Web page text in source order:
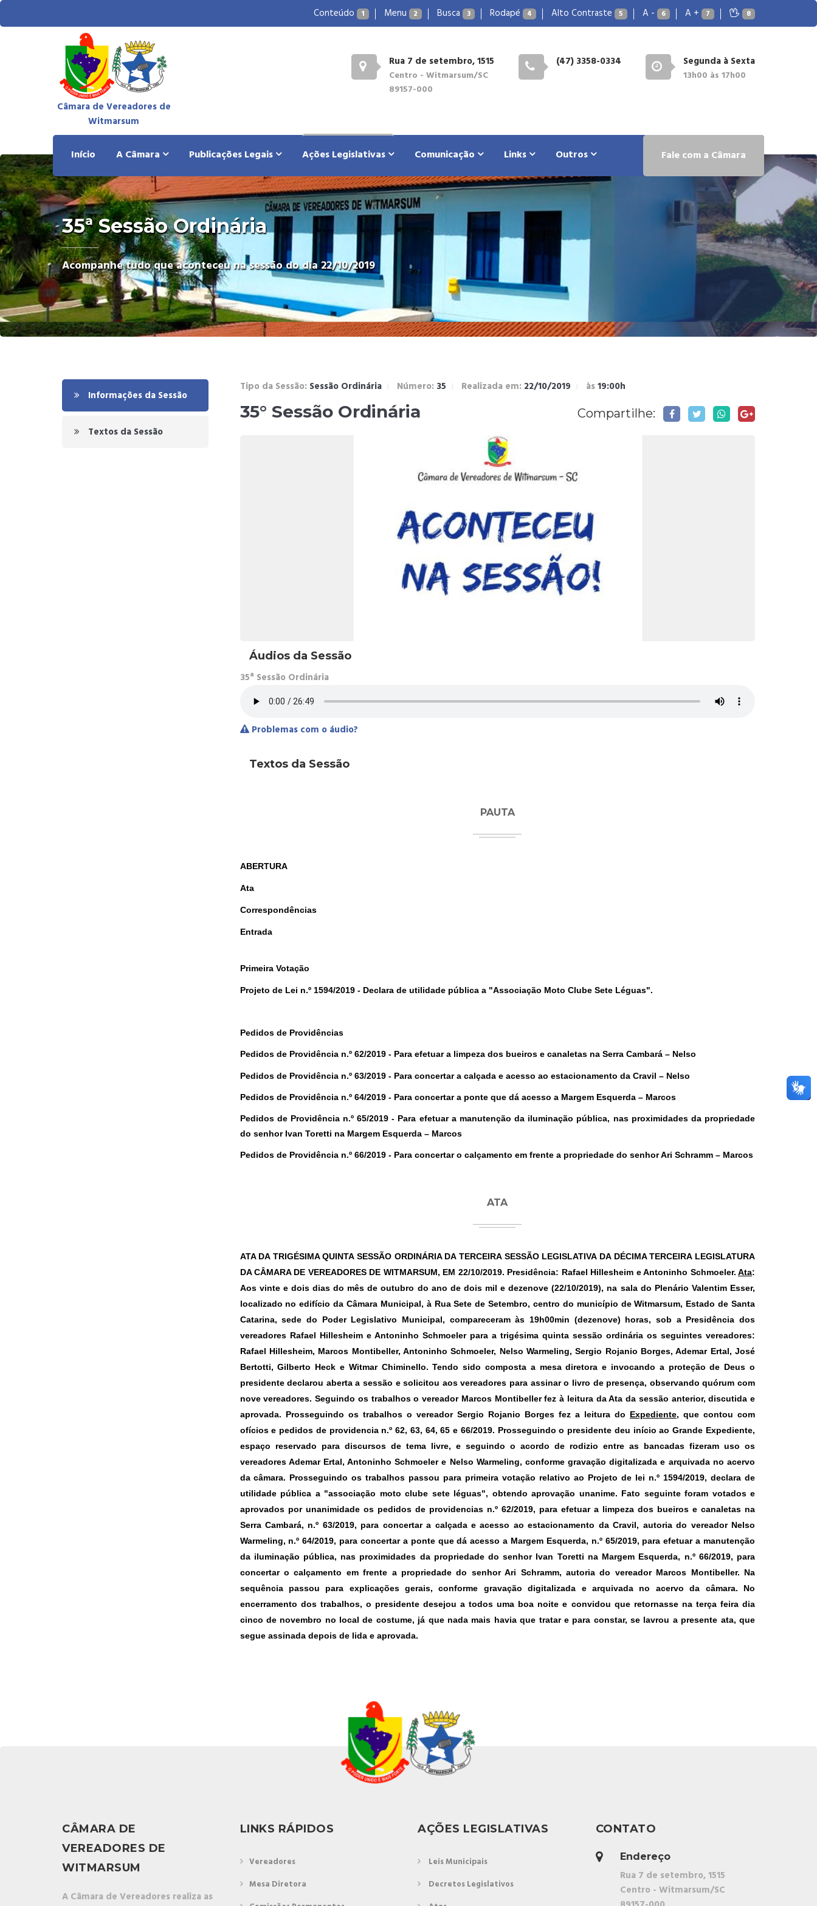
Conteúdo 1 Menu 2 Busca 3 Rodapé 4 Alto Contraste 5 A - 6 A + 7 8
Câmara de Vereadores de
Witmarsum
Rua 7 de setembro, 1515
Centro - Witmarsum/SC
89157-000
(47) 3358-0334 Segunda à Sexta
13h00 às 17h00
Início A Câmara Publicações Legais Ações Legislativas Comunicação Links Outros Fale com a Câmara
35ª Sessão Ordinária
Acompanhe tudo que aconteceu na sessão do dia 22/10/2019
Informações da Sessão
Textos da Sessão
Tipo da Sessão: Sessão Ordinária Número: 35 Realizada em: 22/10/2019 às19:00h
35° Sessão Ordinária Compartilhe:
Áudios da Sessão
35ª Sessão Ordinária
Problemas com o áudio?
Textos da Sessão
PAUTA
ABERTURA
Ata
Correspondências
Entrada
Primeira Votação
Projeto de Lei n.º 1594/2019- Declara de utilidade pública a "Associação Moto Clube Sete Léguas".
Pedidos de Providências
Pedidos de Providência n.º 62/2019 - Para efetuar a limpeza dos bueiros e canaletas na Serra Cambará – Nelso
Pedidos de Providência n.º 63/2019 - Para concertar a calçada e acesso ao estacionamento da Cravil – Nelso
Pedidos de Providência n.º 64/2019 - Para concertar a ponte que dá acesso a Margem Esquerda – Marcos
Pedidos de Providência n.º 65/2019- Para efetuar a manutenção da iluminação pública, nas proximidades da propriedade
do senhor Ivan Toretti na Margem Esquerda – Marcos
Pedidos de Providência n.º 66/2019 - Para concertar o calçamento em frente a propriedade do senhor Ari Schramm – Marcos
ATA
ATA DA TRIGÉSIMA QUINTA SESSÃO ORDINÁRIA DA TERCEIRA SESSÃO LEGISLATIVA DA DÉCIMA TERCEIRA LEGISLATURA
DA CÂMARA DE VEREADORES DE WITMARSUM, EM 22/10/2019. Presidência: Rafael Hillesheim e Antoninho Schmoeler. Ata:
Aos vinte e dois dias do mês de outubro do ano de dois mil e dezenove (22/10/2019), na sala do Plenário Valentim Esser,
localizado no edifício da Câmara Municipal, à Rua Sete de Setembro, centro do município de Witmarsum, Estado de Santa
Catarina, sede do Poder Legislativo Municipal, compareceram às 19h00min (dezenove) horas, sob a Presidência dos
vereadores Rafael Hillesheim e Antoninho Schmoeler para a trigésima quinta sessão ordinária os seguintes vereadores:
Rafael Hillesheim, Marcos Montibeller, Antoninho Schmoeler, Nelso Warmeling, Sergio Rojanio Borges, Ademar Ertal, José
Bertotti, Gilberto Heck e Witmar Chiminello. Tendo sido composta a mesa diretora e invocando a proteção de Deus o
presidente declarou aberta a sessão e solicitou aos vereadores para assinar o livro de presença, observando quórum com
nove vereadores. Seguindo os trabalhos o vereador Marcos Montibeller fez à leitura da Ata da sessão anterior, discutida e
aprovada. Prosseguindo os trabalhos o vereador Sergio Rojanio Borges fez a leitura do Expediente, que contou com
ofícios e pedidos de providencia n.º 62, 63, 64, 65 e 66/2019. Prosseguindo o presidente deu início aoGrande Expediente,
espaço reservado para discursos de tema livre, e seguindo o acordo de rodizio entre as bancadas fizeram uso os
vereadores Ademar Ertal, Antoninho Schmoeler e Nelso Warmeling, conforme gravação digitalizada e arquivada no acervo
da câmara. Prosseguindo os trabalhos passou para primeira votação relativo ao Projeto de lei n.º 1594/2019, declara de
utilidade pública a "associação moto clube sete léguas", obtendo aprovação unanime. Fato seguinte foram votados e
aprovados por unanimidade os pedidos de providencias n.º 62/2019, para efetuar a limpeza dos bueiros e canaletas na
Serra Cambará, n.º 63/2019, para concertar a calçada e acesso ao estacionamento da Cravil, autoria do vereador Nelso
Warmeling, n.º 64/2019, para concertar a ponte que dá acesso a Margem Esquerda, n.º 65/2019, para efetuar a manutenção
da iluminação pública, nas proximidades da propriedade do senhor Ivan Toretti na Margem Esquerda, n.º 66/2019, para
concertar o calçamento em frente a propriedade do senhor Ari Schramm, autoria do vereador Marcos Montibeller. Na
sequência passou para explicações gerais, conforme gravação digitalizada e arquivada no acervo da câmara. No
encerramento dos trabalhos, o presidente desejou a todos uma boa noite e convidou que retornasse na terça feira dia
cinco de novembro no local de costume, já que nada mais havia que tratar e para constar, se lavrou a presente ata, que
segue assinada depois de lida e aprovada.
CÂMARA DE
VEREADORES DE
WITMARSUM
A Câmara de Vereadores realiza as
LINKS RÁPIDOS
Vereadores
Mesa Diretora
AÇÕES LEGISLATIVAS
Leis Municipais
Decretos Legislativos
CONTATO
Endereço
Rua 7 de setembro, 1515
Centro - Witmarsum/SC